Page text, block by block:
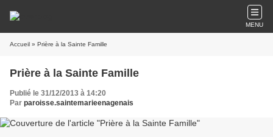
MENU
Accueil » Prière à la Sainte Famille
Prière à la Sainte Famille
Publié le 31/12/2013 à 14:20
Par paroisse.saintemarieenagenais